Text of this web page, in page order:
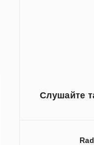
Слушайте